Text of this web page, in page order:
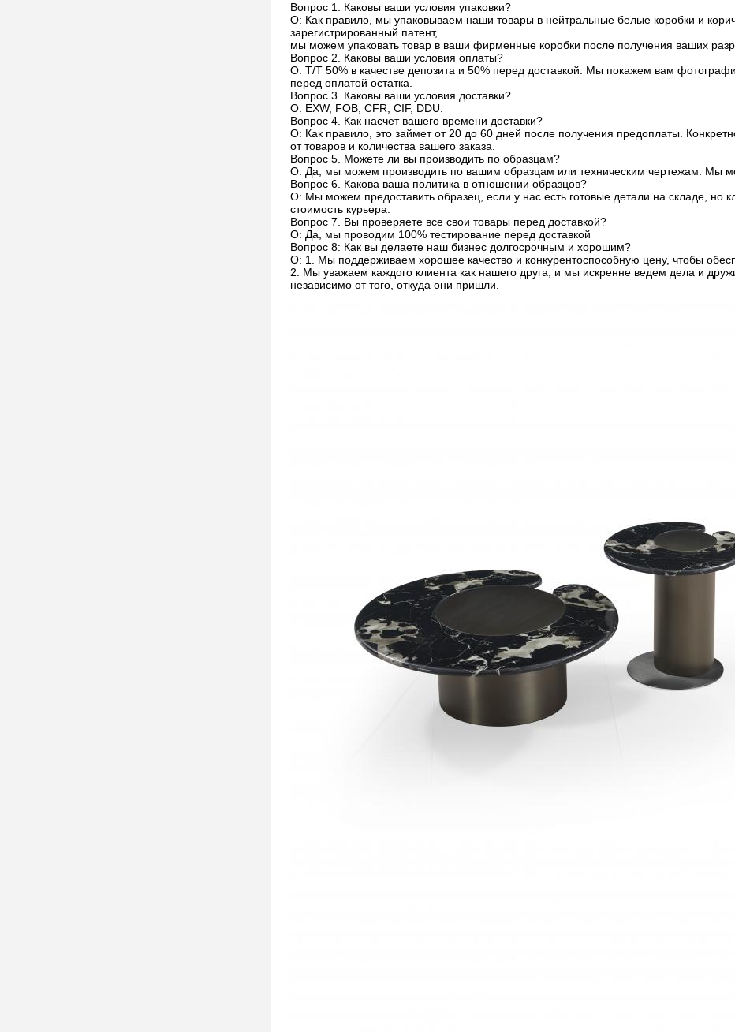
Вопрос 1. Каковы ваши условия упаковки?
О: Как правило, мы упаковываем наши товары в нейтральные белые коробки и
зарегистрированный патент,
мы можем упаковать товар в ваши фирменные коробки после получения ваших
Вопрос 2. Каковы ваши условия оплаты?
О: T/T 50% в качестве депозита и 50% перед доставкой. Мы покажем вам
перед оплатой остатка.
Вопрос 3. Каковы ваши условия доставки?
О: EXW, FOB, CFR, CIF, DDU.
Вопрос 4. Как насчет вашего времени доставки?
О: Как правило, это займет от 20 до 60 дней после получения предоплаты.
от товаров и количества вашего заказа.
Вопрос 5. Можете ли вы производить по образцам?
О: Да, мы можем производить по вашим образцам или техническим чертежам. Мы
Вопрос 6. Какова ваша политика в отношении образцов?
О: Мы можем предоставить образец, если у нас есть готовые детали на складе, но
стоимость курьера.
Вопрос 7. Вы проверяете все свои товары перед доставкой?
О: Да, мы проводим 100% тестирование перед доставкой
Вопрос 8: Как вы делаете наш бизнес долгосрочным и хорошим?
О: 1. Мы поддерживаем хорошее качество и конкурентоспособную цену, чтобы
2. Мы уважаем каждого клиента как нашего друга, и мы искренне ведем дела и
независимо от того, откуда они пришли.